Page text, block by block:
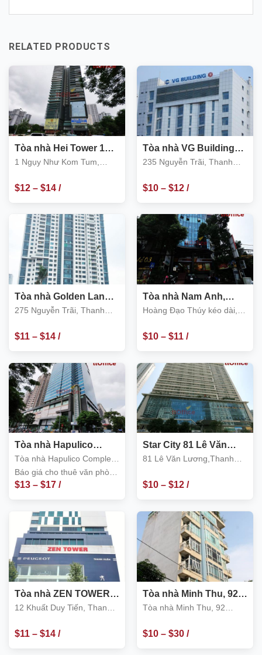
RELATED PRODUCTS
Tòa nhà Hei Tower 1
Ngụy Như Kom Tum
1 Ngụy Như Kom Tum,
$12– $14/
m2
Tòa nhà VG Building
235 Nguyễn Trãi,
235 Nguyễn Trãi, Thanh
$10– $12/
m2
Tòa nhà Golden Land,
số 275 Nguyễn Trãi,
275 Nguyễn Trãi, Thanh
$11– $14/
m2
Tòa nhà Nam Anh,
Hoàng Đạo Thúy kéo
Hoàng Đạo Thúy kéo dài,
$10– $11/
m2
Tòa nhà Hapulico
Complex, 85 Vũ Trọng
Phụng, Nguyễn Huy
Tưởng
Tòa nhà Hapulico Complex,
85 Vũ Trọng Phụng,
Nguyễn Huy Tưởng
Báo giá cho thuê văn phòng
tại tòa nhà 85 vũ trọng
phụng, Nguyễn Huy Tưởng
– quận Thanh Xuân – Hà
Nội:
$13– $17/
Star City 81 Lê Văn
Lương, Thanh Xuân
81 Lê Văn Lương,Thanh
$10– $12/
m2
Tòa nhà ZEN TOWER,
12 Khuất Duy Tiến,
12 Khuất Duy Tiến, Thanh
$11– $14/
Tòa nhà Minh Thu, 92
Hoàng Ngân, Thanh
Tòa nhà Minh Thu, 92
$10– $30/